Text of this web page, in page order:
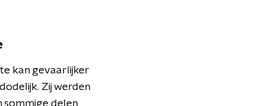
kan gevaarlijker
Zij werden
delen